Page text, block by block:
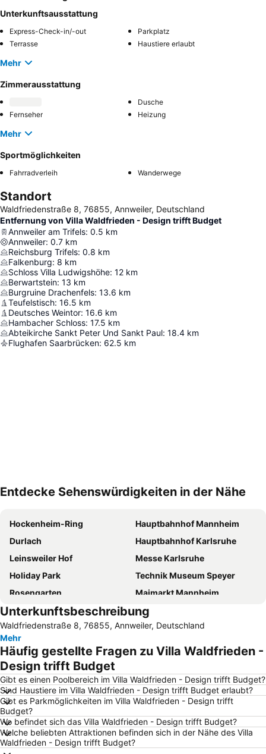
Unterkunftsausstattung
Express-Check-in/-out
Parkplatz
Terrasse
Haustiere erlaubt
Mehr
Zimmerausstattung
Dusche
Fernseher
Heizung
Mehr
Sportmöglichkeiten
Fahrradverleih Wanderwege
Standort
Waldfriedenstraße 8, 76855, Annweiler, Deutschland
Entfernung von Villa Waldfrieden - Design trifft Budget
Annweiler am Trifels: 0.5 km
Annweiler: 0.7 km
Reichsburg Trifels: 0.8 km
Falkenburg: 8 km
Schloss Villa Ludwigshöhe: 12 km
Berwartstein: 13 km
Burgruine Drachenfels: 13.6 km
Teufelstisch: 16.5 km
Deutsches Weintor: 16.6 km
Hambacher Schloss: 17.5 km
Abteikirche Sankt Peter Und Sankt Paul: 18.4 km
Flughafen Saarbrücken: 62.5 km
Entdecke Sehenswürdigkeiten in der Nähe
Hockenheim-Ring
Hauptbahnhof Mannheim
Durlach
Hauptbahnhof Karlsruhe
Leinsweiler Hof
Messe Karlsruhe
Holiday Park
Technik Museum Speyer
Rosengarten
Maimarkt Mannheim
Gartenschau Kaiserslautern
Flughafen Karlsruhe/Baden-Baden
Wurstmarkt
Fritz-Walter-Stadion
Schloss Edesheim
Bahnhof
Neureut
Burrweiler Mühle
Deutsches Weintor
Schwetzingen Castle
Baumwipfelpfad
Wasserturm Mannheim
Schwarzwaldhalle
Speyerer Dom
Rüppurr
Knielingen
Maimarktgelände Mannheim
Unterkunftsbeschreibung
Waldfriedenstraße 8, 76855, Annweiler, Deutschland
Mehr
Häufig gestellte Fragen zu Villa Waldfrieden -
Design trifft Budget
Gibt es einen Poolbereich im Villa Waldfrieden - Design trifft Budget?
Sind Haustiere im Villa Waldfrieden - Design trifft Budget erlaubt?
Gibt es Parkmöglichkeiten im Villa Waldfrieden - Design trifft
Budget?
Wo befindet sich das Villa Waldfrieden - Design trifft Budget?
Welche beliebten Attraktionen befinden sich in der Nähe des Villa
Waldfrieden - Design trifft Budget?